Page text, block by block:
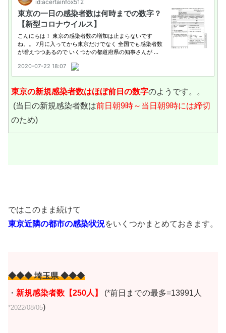
東京の新規感染者数はほぼ前日の数字のようです。。
(当日の新規感染者数は前日朝9時～当日朝9時には締切
のため)
ではこのまま続けて
東京近隣の都市の感染状況をいくつかまとめておきます。
◆◆◆ 埼玉県 ◆◆◆
・ 新規感染者数【250人】 (*前日までの最多=13991人
*2022/08/05)